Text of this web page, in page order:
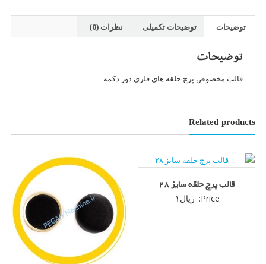
توضیحات توضیحات تکمیلی نظرات (0)
توضیحات
قالب مخصوص پرچ حلقه های فلزی دور دکمه
Related products
قالب پرچ حلقه سایز ۲۸
Price: ریال ۱